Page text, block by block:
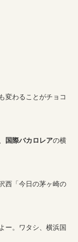
変わることがチョコ
国際バカロレアの横
西「今日の茅ヶ崎の
ー。ワタシ、横浜国